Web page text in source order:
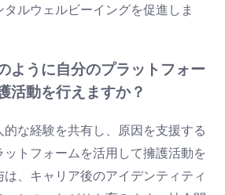
ルウェルビーイングを促進しま
ように自分のプラットフォー
活動を行えますか？
な経験を共有し、原因を支援する
ットフォームを活用して擁護活動を
、キャリア後のアイデンティティ